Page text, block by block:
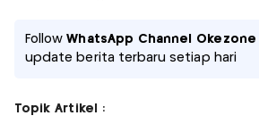
FollowWhatsApp Channel Okezone
update berita terbaru setiap hari
Topik Artikel :